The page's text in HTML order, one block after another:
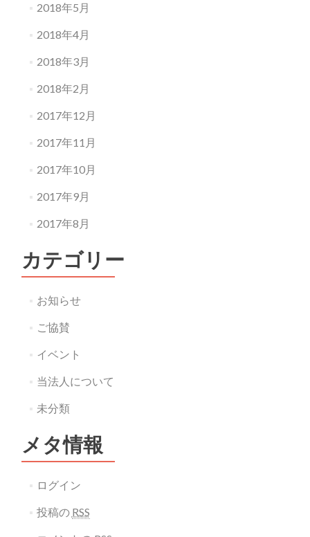
2018年5月
2018年4月
2018年3月
2018年2月
2017年12月
2017年11月
2017年10月
2017年9月
2017年8月
カテゴリー
お知らせ
ご協賛
イベント
当法人について
未分類
メタ情報
ログイン
投稿の RSS